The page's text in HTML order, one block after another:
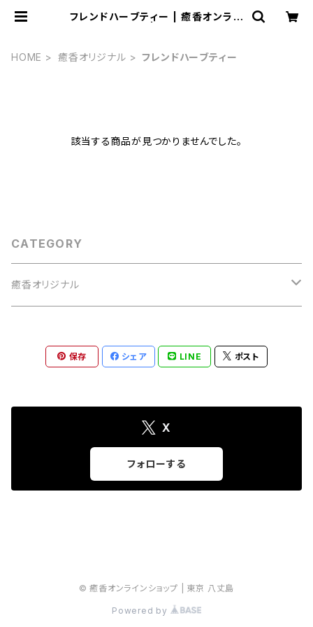
フレンドハーブティー | 癒香オンライ
HOME 癒香オリジナル フレンドハーブティー
該当する商品が見つかりませんでした。
CATEGORY
癒香オリジナル
カウンセリング商品
フレンドハーブティー
保存 シェア LINE ポスト
X
フォローする
© 癒香オンラインショップ | 東京 八丈島
Powered by